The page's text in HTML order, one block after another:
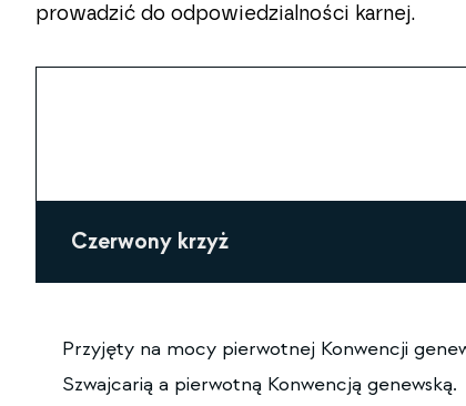
prowadzić do odpowiedzialności karnej.
Czerwony krzyż
Przyjęty na mocy pierwotnej Konwencji
Szwajcarią a pierwotną Konwencją genewską.